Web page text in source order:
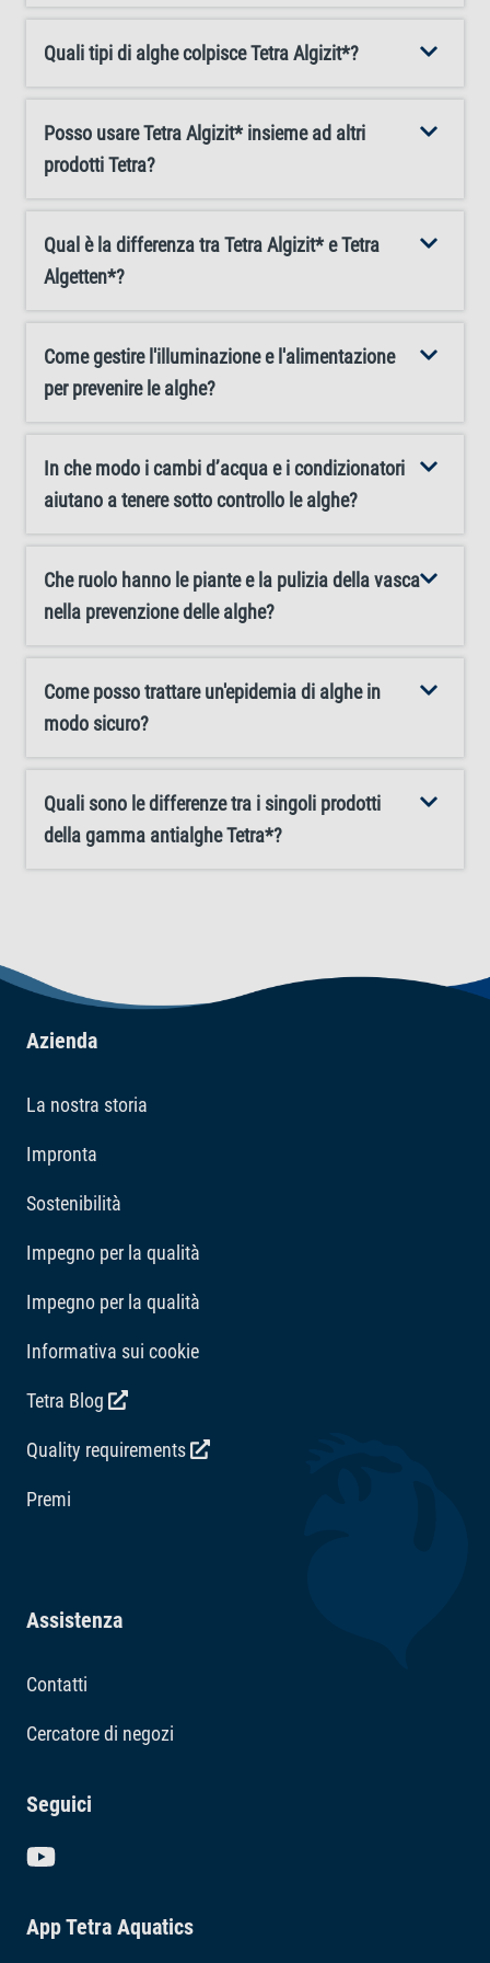
sempre il prodotto lontano dalla luce solare diretta.
Quali tipi di alghe colpisce Tetra Algizit*?
Posso usare Tetra Algizit* insieme ad altri
prodotti Tetra?
Qual è la differenza tra Tetra Algizit* e Tetra
Algetten*?
Come gestire l'illuminazione e l'alimentazione
per prevenire le alghe?
In che modo i cambi d’acqua e i condizionatori
aiutano a tenere sotto controllo le alghe?
Che ruolo hanno le piante e la pulizia della vasca
nella prevenzione delle alghe?
Come posso trattare un'epidemia di alghe in
modo sicuro?
Quali sono le differenze tra i singoli prodotti
della gamma antialghe Tetra*?
Azienda
La nostra storia
Impronta
Sostenibilità
Impegno per la qualità
Impegno per la qualità
Informativa sui cookie
Tetra Blog
Quality requirements
Premi
Assistenza
Contatti
Cercatore di negozi
Seguici
App Tetra Aquatics